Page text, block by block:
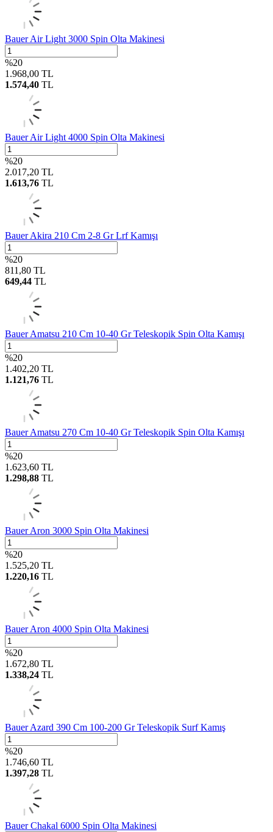
Bauer Air Light 3000 Spin Olta Makinesi
%20
1.968,00 TL
1.574,40 TL
Bauer Air Light 4000 Spin Olta Makinesi
%20
2.017,20 TL
1.613,76 TL
Bauer Akira 210 Cm 2-8 Gr Lrf Kamışı
%20
811,80 TL
649,44 TL
Bauer Amatsu 210 Cm 10-40 Gr Teleskopik Spin Olta Kamışı
%20
1.402,20 TL
1.121,76 TL
Bauer Amatsu 270 Cm 10-40 Gr Teleskopik Spin Olta Kamışı
%20
1.623,60 TL
1.298,88 TL
Bauer Aron 3000 Spin Olta Makinesi
%20
1.525,20 TL
1.220,16 TL
Bauer Aron 4000 Spin Olta Makinesi
%20
1.672,80 TL
1.338,24 TL
Bauer Azard 390 Cm 100-200 Gr Teleskopik Surf Kamış
%20
1.746,60 TL
1.397,28 TL
Bauer Chakal 6000 Spin Olta Makinesi